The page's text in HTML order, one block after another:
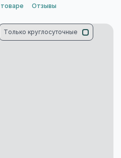
Отзывы
Только круглосуточные